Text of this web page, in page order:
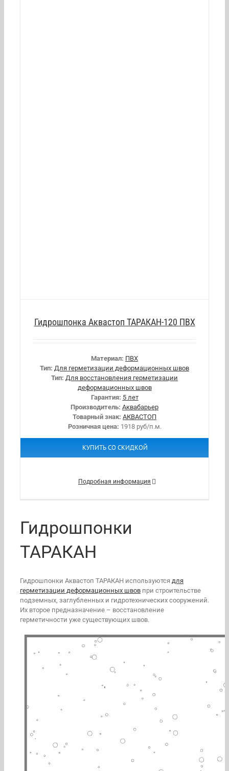
Гидрошпонка Аквастоп ТАРАКАН-120 ПВХ
Материал: ПВХ
Тип: Для герметизации деформационных швов
Тип: Для восстановления герметизации
деформационных швов
Гарантия: 5 лет
Производитель: Аквабарьер
Товарный знак: АКВАСТОП
Розничная цена: 1918 руб/п.м.
КУПИТЬ СО СКИДКОЙ
Подробная информация
Гидрошпонки
ТАРАКАН
Гидрошпонки Аквастоп ТАРАКАН используются для
герметизации деформационных швов при строительстве
подземных, заглубленных и гидротехнических сооружений.
Их второе предназначение – восстановление
герметичности уже существующих швов.